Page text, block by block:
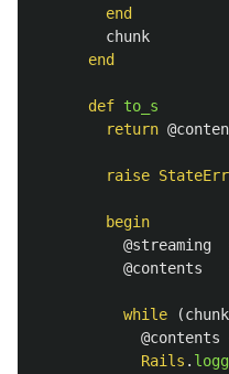
end
chunk
end
def to_s
return
raise
begin
@streaming
@contents
while (chunk
@contents
Rails .